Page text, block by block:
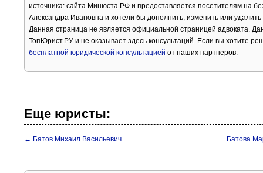
источника: сайта Минюста РФ и предоставляется посетителям на
Александра Ивановна и хотели бы дополнить, изменить или
Данная страница не является официальной страницей адвоката.
ТопЮрист.РУ и не оказывает здесь консультаций. Если вы хотите
бесплатной юридической консультацией от наших партнеров.
Еще юристы:
← Батов Михаил Васильевич Батова